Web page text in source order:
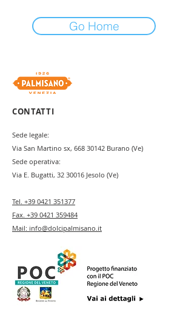
Go Home
CONTATTI
Sede legale:
Via San Martino sx, 668 30142 Burano (Ve)
Sede operativa:
Via E. Bugatti, 32 30016 Jesolo (Ve)
Tel. +39 0421 351377
Fax. +39 0421 359484
Mail: info@dolcipalmisano.it